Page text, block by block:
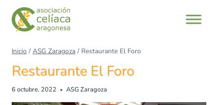
Inicio / ASG Zaragoza / Restaurante El Foro
Restaurante El Foro
6 octubre, 2022 ASG Zaragoza